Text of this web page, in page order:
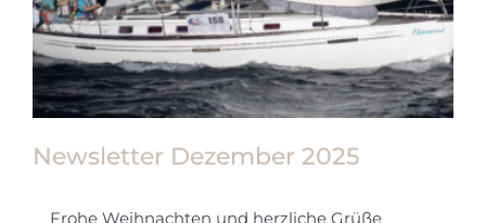
Newsletter Dezember 2025
Frohe Weihnachten und herzliche Grüße